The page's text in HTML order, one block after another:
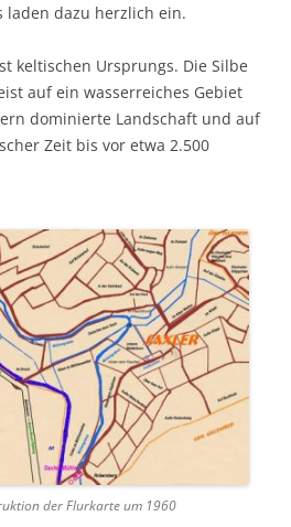
laden dazu herzlich ein.
keltischen Ursprungs. Die Silbe
auf ein wasserreiches Gebiet
dominierte Landschaft und auf
Zeit bis vor etwa 2.500
der Flurkarte um 1960